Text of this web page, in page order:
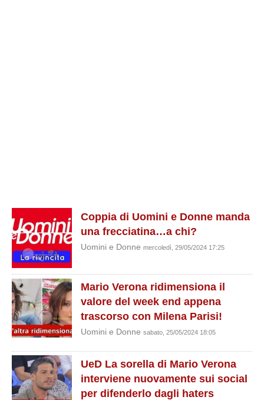
Coppia di Uomini e Donne manda
una frecciatina…a chi?
Uomini e Donne mercoledì, 29/05/2024 17:25
Mario Verona ridimensiona il
valore del week end appena
trascorso con Milena Parisi!
Uomini e Donne sabato, 25/05/2024 18:05
UeD La sorella di Mario Verona
interviene nuovamente sui social
per difenderlo dagli haters